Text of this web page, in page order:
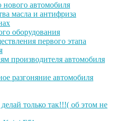
автомобиля
масла и антифриза
оборудования
первого этапа
производителя автомобиля
разгоняние автомобиля
только так!!!( об этом не